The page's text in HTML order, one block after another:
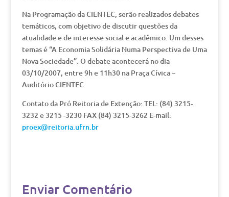
Na Programação da CIENTEC, serão realizados debates
temáticos, com objetivo de discutir questões da
atualidade e de interesse social e acadêmico. Um desses
temas é “A Economia Solidária Numa Perspectiva de Uma
Nova Sociedade”. O debate acontecerá no dia
03/10/2007, entre 9h e 11h30 na Praça Cívica –
Auditório CIENTEC.
Contato da Pró Reitoria de Extenção: TEL: (84) 3215-
3232 e 3215 -3230 FAX (84) 3215-3262 E-mail:
proex@reitoria.ufrn.br
Enviar Comentário